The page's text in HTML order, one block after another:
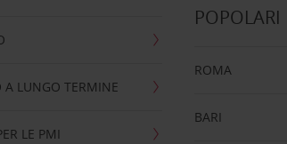
A LUNGO TERMINE
LE PMI
POPOLARI
ROMA
BARI